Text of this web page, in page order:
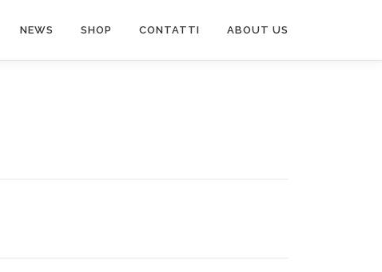
NEWS SHOP CONTATTI ABOUT US